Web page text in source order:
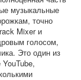
музыкальные
точно
Mixer и
голосом,
Это один из